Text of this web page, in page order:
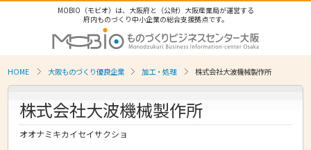
MOBIO（モビオ）は、大阪府と（公財）大阪産業局が運営する
府内ものづくり中小企業の総合支援拠点です。
HOME 大阪ものづくり優良企業 加工・処理 株式会社大波機械製作所
株式会社大波機械製作所
オオナミキカイセイサクショ